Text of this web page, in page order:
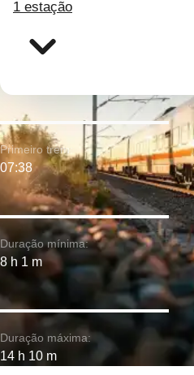
1 estação
Duração mínima:
8 h 1 m
Primeiro trem:
07:38
Duração máxima:
14 h 10 m